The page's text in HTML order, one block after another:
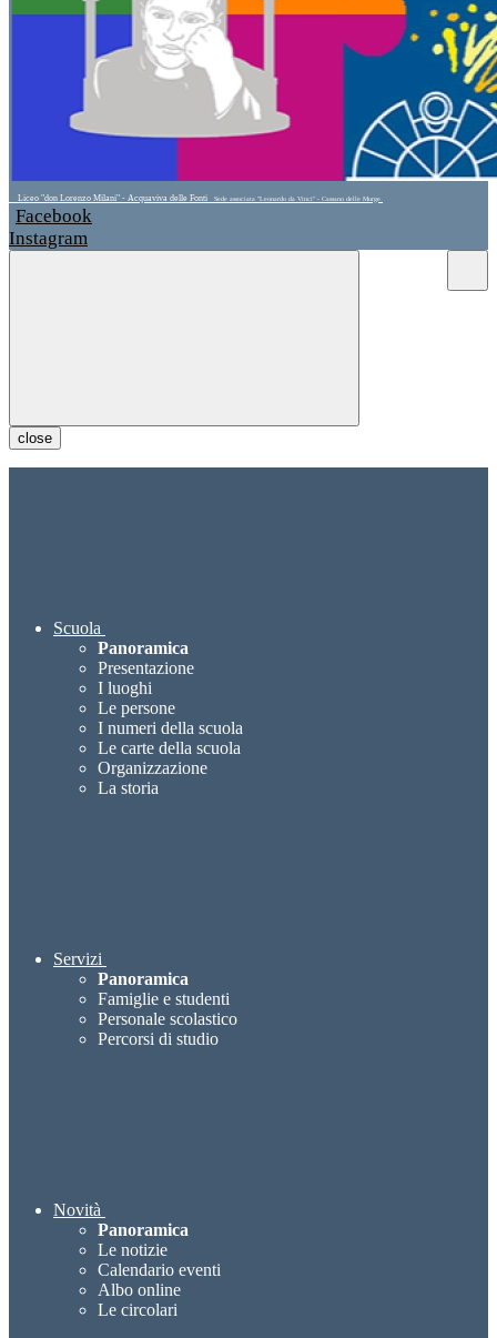
Liceo "don Lorenzo Milani" - Acquaviva delle Fonti Sede associata "Leonardo da Vinci" - Cassano delle Murge
Facebook
Instagram
close
Scuola
Panoramica
Presentazione
I luoghi
Le persone
I numeri della scuola
Le carte della scuola
Organizzazione
La storia
Servizi
Panoramica
Famiglie e studenti
Personale scolastico
Percorsi di studio
Novità
Panoramica
Le notizie
Calendario eventi
Albo online
Le circolari